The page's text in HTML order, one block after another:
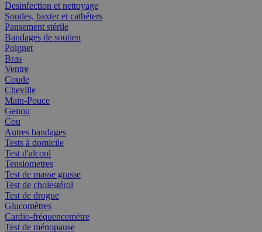
Desinfection et nettoyage
Sondes, baxter et cathéters
Pansement stérile
Bandages de soutien
Poignet
Bras
Ventre
Coude
Cheville
Main-Pouce
Genou
Cou
Autres bandages
Tests à domicile
Test d'alcool
Tensiometres
Test de masse grasse
Test de cholestérol
Test de drogue
Glucomètres
Cardio-fréquencemètre
Test de ménopause